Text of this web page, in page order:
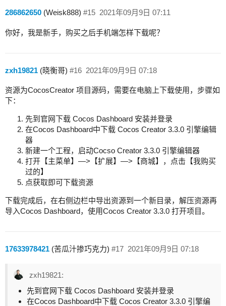
286862650 (Weisk888) 2021年09月9日 07:11
#15
你好，我是新手，购买之后手机端怎样下载呢？
zxh19821 (晓衡哥) 2021年09月9日 07:18
#16
资源为CocosCreator 项目源码，需要在电脑上下载使用，步骤如
下：
先到官网下载 Cocos Dashboard 安装并登录
在Cocos Dashboard中下载 Cocos Creator 3.3.0 引擎编辑
器
新建一个工程，启动Cocso Creator 3.3.0 引擎编辑器
打开【主菜单】—>【扩展】—>【商城】，点击【我购买
过的】
点获取即可下载资源
下载完成后，在右侧边栏中导出资源到一个新目录，解压资源再
导入Cocos Dashboard，使用Cocos Creator 3.3.0 打开项目。
17633978421 (苦瓜汁掺巧克力) 2021年09月9日 07:18
#17
zxh19821:
先到官网下载 Cocos Dashboard 安装并登录
在Cocos Dashboard中下载 Cocos Creator 3.3.0 引擎编